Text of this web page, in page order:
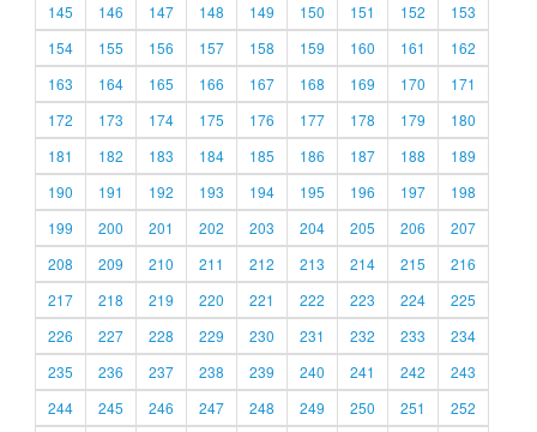
145
146 147 148 149 150 151 152
153
154
155 156 157 158 159 160 161
162
163
164 165 166 167 168 169 170
171
172
173 174 175 176 177 178 179
180
181
182 183 184 185 186 187 188
189
190
191 192 193 194 195 196 197
198
199
200 201 202 203 204 205 206
207
208
209 210 211 212 213 214 215
216
217
218 219 220 221 222 223 224
225
226
227 228 229 230 231 232 233
234
235
236 237 238 239 240 241 242
243
244
245 246 247 248 249 250 251 252